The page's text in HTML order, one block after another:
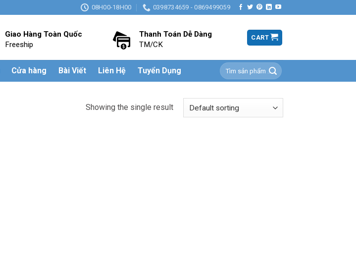
08H00-18H00 0398734659 - 0869499059
Giao Hàng Toàn Quốc
Freeship
Thanh Toán Dễ Dàng
TM/CK
CART
Cửa hàng Bài Viết Liên Hệ Tuyển Dụng
Search
for:
Showing the single result